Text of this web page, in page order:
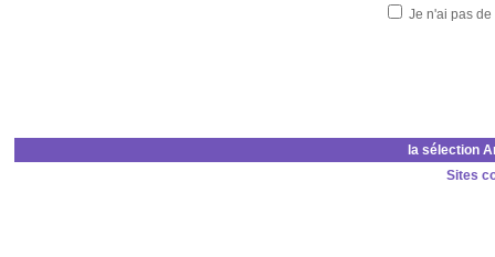
Je n'ai pas
la sélection
Sites